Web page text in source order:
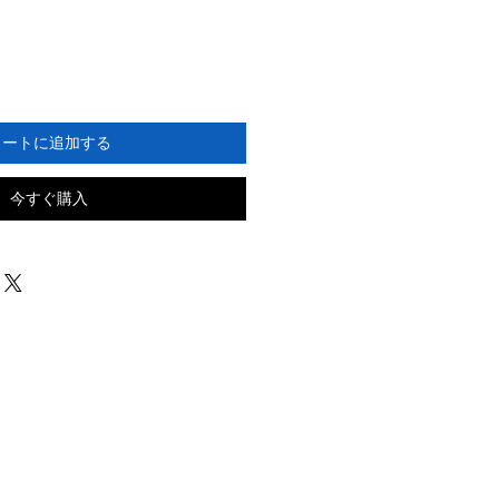
トに追加する
今すぐ購入